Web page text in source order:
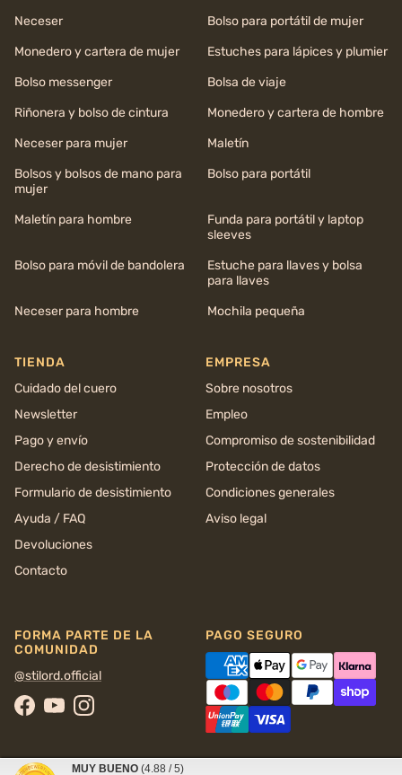
Neceser
Bolso para portátil de mujer
Monedero y cartera de mujer
Estuches para lápices y plumier
Bolso messenger
Bolsa de viaje
Riñonera y bolso de cintura
Monedero y cartera de hombre
Neceser para mujer
Maletín
Bolsos y bolsos de mano para
mujer
Bolso para portátil
Maletín para hombre
Funda para portátil y laptop
sleeves
Bolso para móvil de bandolera
Estuche para llaves y bolsa
para llaves
Neceser para hombre
Mochila pequeña
TIENDA
Cuidado del cuero
Newsletter
Pago y envío
Derecho de desistimiento
Formulario de desistimiento
Ayuda / FAQ
Devoluciones
Contacto
EMPRESA
Sobre nosotros
Empleo
Compromiso de sostenibilidad
Protección de datos
Condiciones generales
Aviso legal
FORMA PARTE DE LA
COMUNIDAD
@stilord.official
Facebook
YouTubeInstagram
PAGO SEGURO
MUY BUENO (4.88 / 5)